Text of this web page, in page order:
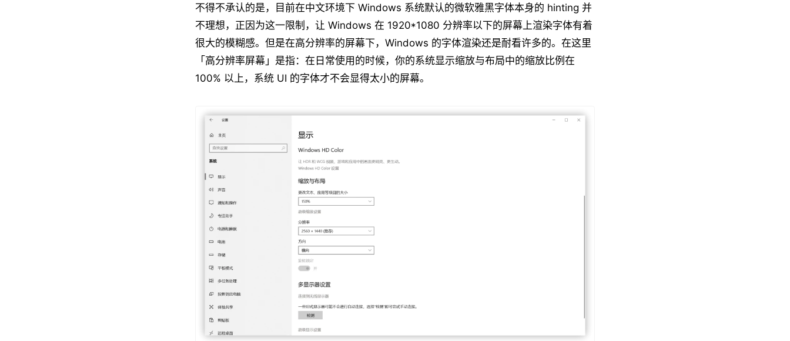
不得不承认的是，目前在中文环境下 Windows 系统默认的微软雅黑字体本身的 hinting 并
不理想，正因为这一限制，让 Windows 在 1920*1080 分辨率以下的屏幕上渲染字体有着
很大的模糊感。但是在高分辨率的屏幕下，Windows 的字体渲染还是耐看许多的。在这里
「高分辨率屏幕」是指：在日常使用的时候，你的系统显示缩放与布局中的缩放比例在
100% 以上，系统 UI 的字体才不会显得太小的屏幕。